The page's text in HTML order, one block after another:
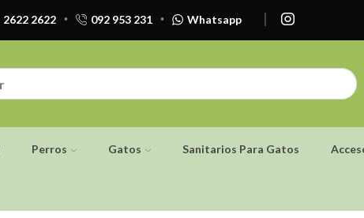
2622 2622 092 953 231 Whatsapp
Perros Gatos Sanitarios Para Gatos